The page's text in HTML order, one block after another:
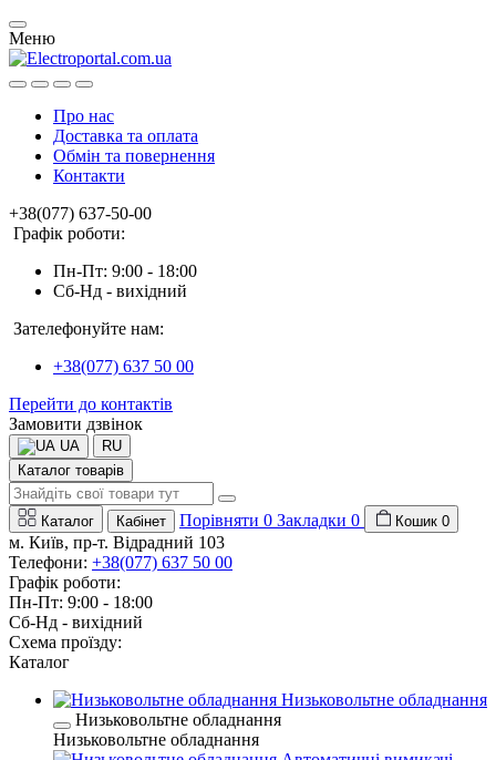
Меню
Про нас
Доставка та оплата
Обмін та повернення
Контакти
+38(077) 637-50-00
Графік роботи:
Пн-Пт: 9:00 - 18:00
Сб-Нд - вихідний
Зателефонуйте нам:
+38(077) 637 50 00
Перейти до контактів
Замовити дзвінок
UA
RU
Каталог товарів
Каталог Кабінет Порівняти 0 Закладки 0 Кошик 0
м. Київ, пр-т. Відрадний 103
Телефони: +38(077) 637 50 00
Графік роботи:
Пн-Пт: 9:00 - 18:00
Сб-Нд - вихідний
Схема проїзду:
Каталог
Низьковольтне обладнання
Низьковольтне обладнання
Низьковольтне обладнання